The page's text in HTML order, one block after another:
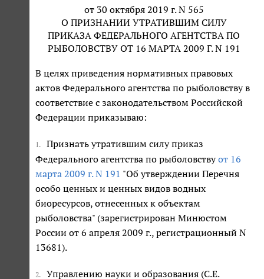
от 30 октября 2019 г. N 565
О ПРИЗНАНИИ УТРАТИВШИМ СИЛУ
ПРИКАЗА ФЕДЕРАЛЬНОГО АГЕНТСТВА ПО
РЫБОЛОВСТВУ ОТ 16 МАРТА 2009 Г. N 191
В целях приведения нормативных правовых
актов Федерального агентства по рыболовству в
соответствие с законодательством Российской
Федерации приказываю:
1.
Признать утратившим силу приказ
Федерального агентства по рыболовствуот 16
марта 2009 г. N 191 "Об утверждении Перечня
особо ценных и ценных видов водных
биоресурсов, отнесенных к объектам
рыболовства" (зарегистрирован Минюстом
России от 6 апреля 2009 г., регистрационный N
13681).
2. Управлению науки и образования (С.Е.